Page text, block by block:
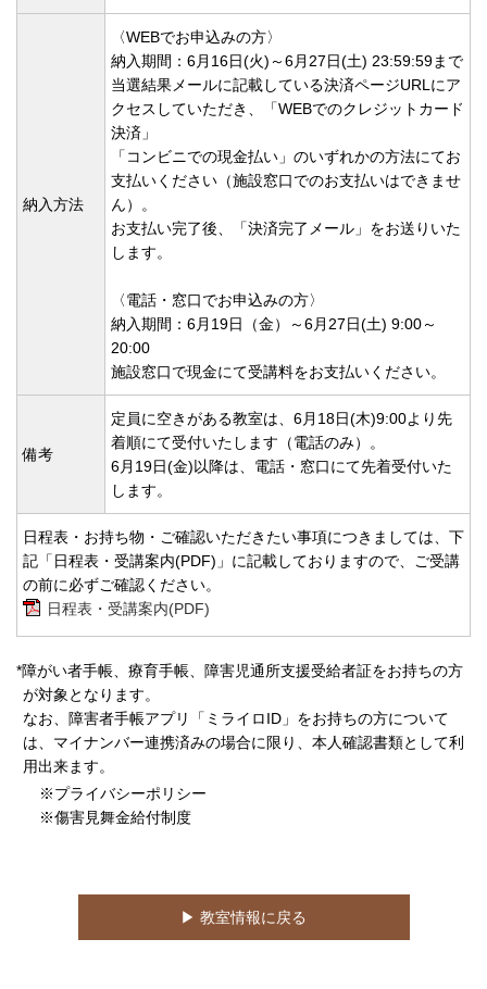
納入方法
〈WEBでお申込みの方〉
納入期間：6月16日(火)～6月27日(土) 23:59:59まで
当選結果メールに記載している決済ページURLにア
クセスしていただき、「WEBでのクレジットカード
決済」
「コンビニでの現金払い」のいずれかの方法にてお
支払いください（施設窓口でのお支払いはできませ
ん）。
お支払い完了後、「決済完了メール」をお送りいた
します。
〈電話・窓口でお申込みの方〉
納入期間：6月19日（金）～6月27日(土) 9:00～
20:00
施設窓口で現金にて受講料をお支払いください。
備考
定員に空きがある教室は、6月18日(木)9:00より先
着順にて受付いたします（電話のみ）。
6月19日(金)以降は、電話・窓口にて先着受付いた
します。
日程表・お持ち物・ご確認いただきたい事項につきましては、下
記「日程表・受講案内(PDF)」に記載しておりますので、ご受講
の前に必ずご確認ください。
日程表・受講案内(PDF)
*障がい者手帳、療育手帳、障害児通所支援受給者証をお持ちの方
が対象となります。
なお、障害者手帳アプリ「ミライロID」をお持ちの方について
は、マイナンバー連携済みの場合に限り、本人確認書類として利
用出来ます。
※プライバシーポリシー
※傷害見舞金給付制度
▶︎ 教室情報に戻る